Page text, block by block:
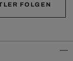
FOLGEN